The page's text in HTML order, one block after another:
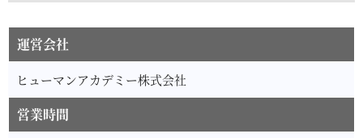
運営会社
ヒューマンアカデミー株式会社
営業時間